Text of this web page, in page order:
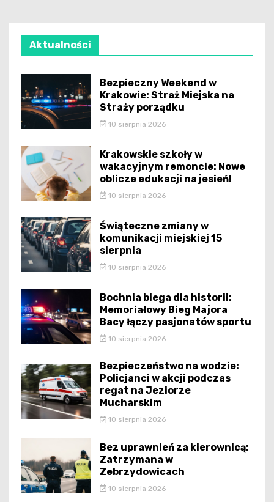
Aktualności
Bezpieczny Weekend w
Krakowie: Straż Miejska na
Straży porządku
10 sierpnia 2026
Krakowskie szkoły w
wakacyjnym remoncie: Nowe
oblicze edukacji na jesień!
10 sierpnia 2026
Świąteczne zmiany w
komunikacji miejskiej 15
sierpnia
10 sierpnia 2026
Bochnia biega dla historii:
Memoriałowy Bieg Majora
Bacy łączy pasjonatów sportu
10 sierpnia 2026
Bezpieczeństwo na wodzie:
Policjanci w akcji podczas
regat na Jeziorze
Mucharskim
10 sierpnia 2026
Bez uprawnień za kierownicą:
Zatrzymana w
Zebrzydowicach
10 sierpnia 2026